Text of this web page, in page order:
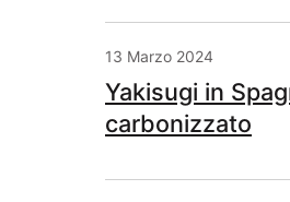
13 Marzo 2024
Yakisugi in
carbonizzato